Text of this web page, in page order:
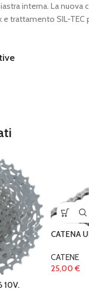
interna. La nuova
trattamento SIL-TEC
10V.
CATENA
CATENE
25,00 €